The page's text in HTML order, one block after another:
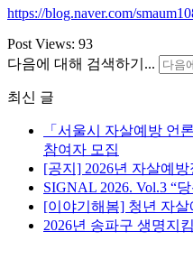
https://blog.naver.com/
Post Views: 93
다음에 대해 검색하기...
최신 글
「서울시 자살예방 언
참여자 모집
[공지] 2026년 자살예
SIGNAL 2026. Vol.3 “
[이야기해봄] 청년 자살
2026년 송파구 생명지